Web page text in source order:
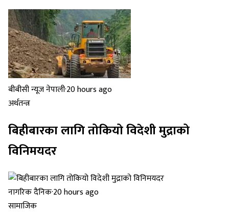
बीबीसी न्यूज नेपाली·20 hours ago
अर्थतन्त्र
बिहीबारका लागि तोकियो विदेशी मुद्राको
विनिमयदर
नागरिक दैनिक·20 hours ago
सामाजिक